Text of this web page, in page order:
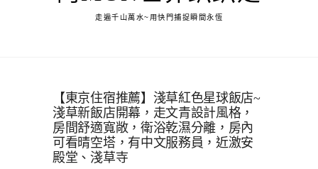
走遍千山萬水~用快門捕捉瞬間永恆
【東京住宿推薦】淺草紅色星球飯店~
淺草新飯店開幕，走文青設計風格，
房間舒適寬敞，衛浴乾濕分離，房內
可看晴空塔，有中文服務員，近激安
殿堂、淺草寺